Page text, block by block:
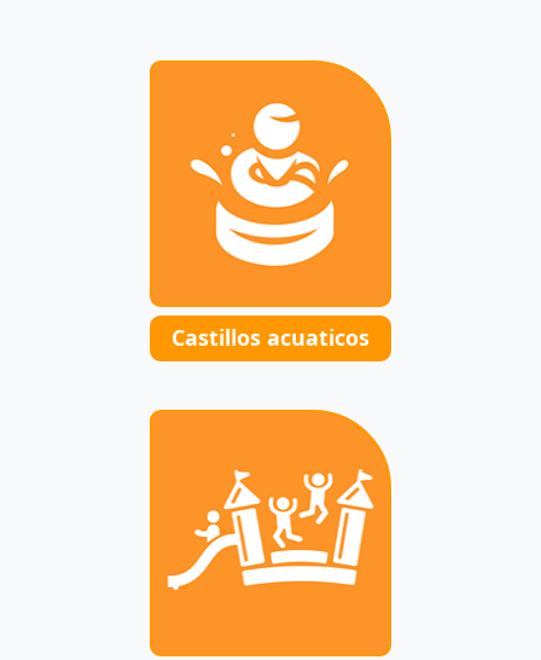
Castillos acuaticos